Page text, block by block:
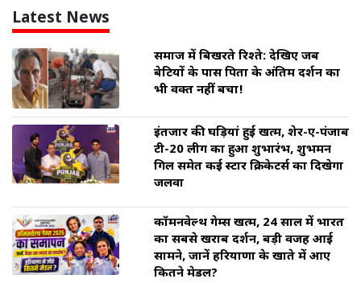
Latest News
समाज में बिखरते रिश्ते: देखिए जब
बेटियों के पास पिता के अंतिम दर्शन का
भी वक्त नहीं बचा!
इंतजार की घड़ियां हुई खत्म, शेर-ए-पंजाब
टी-20 लीग का हुआ शुभारंभ, शुभमन
गिल समेत कई स्टार क्रिकेटर्स का दिखेगा
जलवा
कॉमनवेल्थ गेम्स खत्म, 24 साल में भारत
का सबसे खराब प्रदर्शन, बड़ी वजह आई
सामने, जानें हरियाणा के खाते में आए
कितने मेडल?